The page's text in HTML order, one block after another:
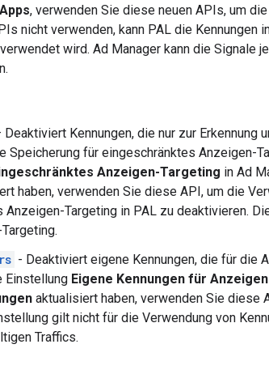
, verwenden Sie diese neuen APIs, um
nicht verwenden, kann PAL die Kennungen
wird. Ad Manager kann die Signale
Deaktiviert Kennungen, die nur zur Erkennung
Speicherung für eingeschränktes Anzeigen-
Anzeigen-Targeting in Ad
haben, verwenden Sie diese API, um die
Targeting in PAL zu deaktivieren.
- Deaktiviert eigene Kennungen, die für die
Einstellung Eigene Kennungen für
aktualisiert haben, verwenden Sie diese
gilt nicht für die Verwendung von
Traffics.